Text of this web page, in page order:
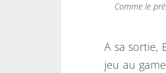
Comme le
A sa sortie,
jeu au